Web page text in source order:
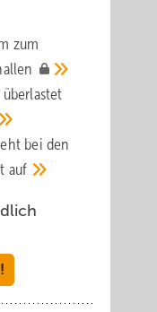
zum
über­lastet
bei den
auf